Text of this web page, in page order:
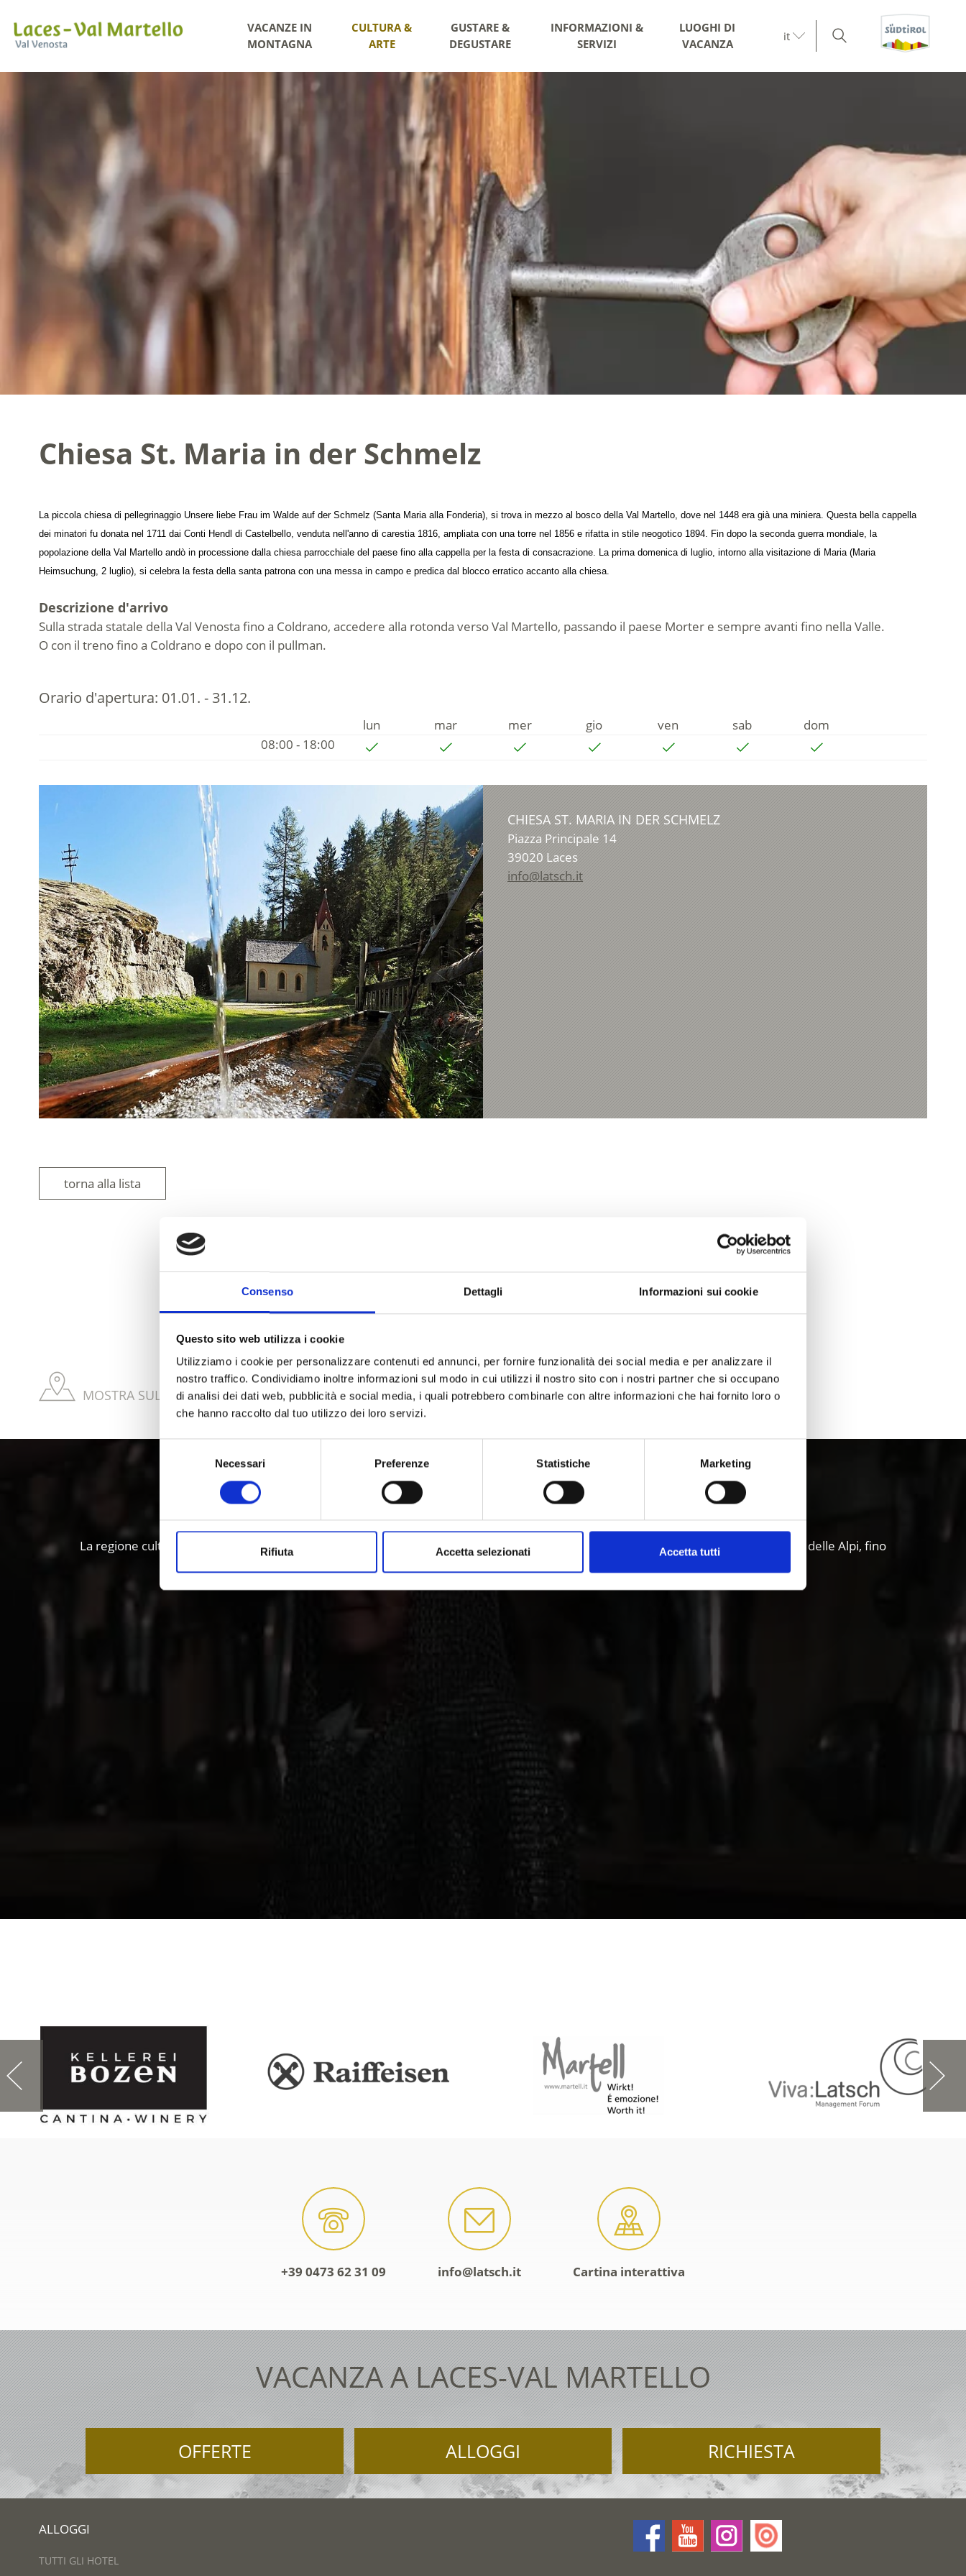
Consenso Dettagli Informazioni sui cookie
Questo sito web utilizza i cookie
Utilizziamo i cookie per personalizzare contenuti ed annunci, per fornire funzionalità dei social media e per analizzare il
nostro traffico. Condividiamo inoltre informazioni sul modo in cui utilizzi il nostro sito con i nostri partner che si occupano
di analisi dei dati web, pubblicità e social media, i quali potrebbero combinarle con altre informazioni che hai fornito loro o
che hanno raccolto dal tuo utilizzo dei loro servizi.
Necessari Preferenze Statistiche Marketing
Rifiuta Accetta selezionati Accetta tutti
VACANZE IN
MONTAGNA
CULTURA &
ARTE
GUSTARE &
DEGUSTARE
INFORMAZIONI &
SERVIZI
LUOGHI DI
VACANZA
it
Chiesa St. Maria in der Schmelz
La piccola chiesa di pellegrinaggio Unsere liebe Frau im Walde auf der Schmelz (Santa Maria alla Fonderia), si trova in mezzo al bosco della Val Martello, dove nel 1448 era già una miniera. Questa bella cappella
dei minatori fu donata nel 1711 dai Conti Hendl di Castelbello, venduta nell'anno di carestia 1816, ampliata con una torre nel 1856 e rifatta in stile neogotico 1894. Fin dopo la seconda guerra mondiale, la
popolazione della Val Martello andò in processione dalla chiesa parrocchiale del paese fino alla cappella per la festa di consacrazione. La prima domenica di luglio, intorno alla visitazione di Maria (Maria
Heimsuchung, 2 luglio), si celebra la festa della santa patrona con una messa in campo e predica dal blocco erratico accanto alla chiesa.
Descrizione d'arrivo
Sulla strada statale della Val Venosta fino a Coldrano, accedere alla rotonda verso Val Martello, passando il paese Morter e sempre avanti fino nella Valle.
O con il treno fino a Coldrano e dopo con il pullman.
Orario d'apertura: 01.01. - 31.12.
lun mar mer gio ven sab
dom
08:00 - 18:00
CHIESA ST. MARIA IN DER SCHMELZ
Piazza Principale 14
39020 Laces
info@latsch.it
torna alla lista
IL CONTENUTO VI È STATO UTILE? Sì No
MOSTRA SULLA CARTINA WEITERE KIRCHEN & KLÖSTER IM VINSCHGAU
Vivere la storia e la cultura in Val Venosta
La regione culturale della Val Venosta, in Alto Adige, è caratterizzata da usanze da vivere, tradizioni e modernità: dalla Via romanica delle Alpi, fino
+39 0473 62 31 09 info@latsch.it Cartina interattiva
VACANZA A LACES-VAL MARTELLO
OFFERTE ALLOGGI RICHIESTA
ALLOGGI
TUTTI GLI HOTEL